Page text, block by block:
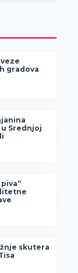
gradova
Srednjoj
skutera